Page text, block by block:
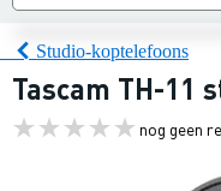
Studio-koptelefoons
Tascam TH-11
nog geen